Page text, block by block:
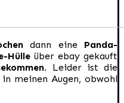
dann einePanda-
Hülleüber ebay gekauft
Leider ist die
in meinen Augen, obwohl